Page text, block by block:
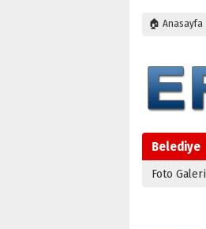
🏠 Anasayfa
Belediye
Foto Galeri